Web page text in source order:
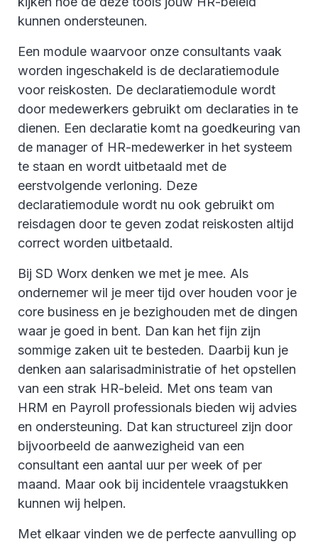
kunnen ondersteunen.
Een module waarvoor onze consultants vaak
worden ingeschakeld is de declaratiemodule
voor reiskosten. De declaratiemodule wordt
door medewerkers gebruikt om declaraties in te
dienen. Een declaratie komt na goedkeuring van
de manager of HR-medewerker in het systeem
te staan en wordt uitbetaald met de
eerstvolgende verloning. Deze
declaratiemodule wordt nu ook gebruikt om
reisdagen door te geven zodat reiskosten altijd
correct worden uitbetaald.
Bij SD Worx denken we met je mee. Als
ondernemer wil je meer tijd over houden voor je
core business en je bezighouden met de dingen
waar je goed in bent. Dan kan het fijn zijn
sommige zaken uit te besteden. Daarbij kun je
denken aan salarisadministratie of het opstellen
van een strak HR-beleid. Met ons team van
HRM en Payroll professionals bieden wij advies
en ondersteuning. Dat kan structureel zijn door
bijvoorbeeld de aanwezigheid van een
consultant een aantal uur per week of per
maand. Maar ook bij incidentele vraagstukken
kunnen wij helpen.
Met elkaar vinden we de perfecte aanvulling op